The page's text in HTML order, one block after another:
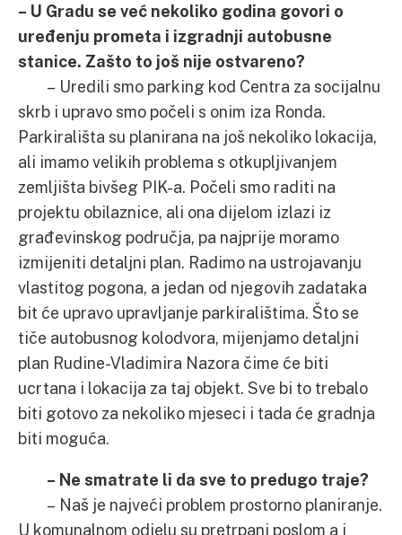
– U Gradu se već nekoliko godina govori o
uređenju prometa i izgradnji autobusne
stanice. Zašto to još nije ostvareno?
– Uredili smo parking kod Centra za socijalnu
skrb i upravo smo počeli s onim iza Ronda.
Parkirališta su planirana na još nekoliko lokacija,
ali imamo velikih problema s otkupljivanjem
zemljišta bivšeg PIK-a. Počeli smo raditi na
projektu obilaznice, ali ona dijelom izlazi iz
građevinskog područja, pa najprije moramo
izmijeniti detaljni plan. Radimo na ustrojavanju
vlastitog pogona, a jedan od njegovih zadataka
bit će upravo upravljanje parkiralištima. Što se
tiče autobusnog kolodvora, mijenjamo detaljni
plan Rudine-Vladimira Nazora čime će biti
ucrtana i lokacija za taj objekt. Sve bi to trebalo
biti gotovo za nekoliko mjeseci i tada će gradnja
biti moguća.
– Ne smatrate li da sve to predugo traje?
– Naš je najveći problem prostorno planiranje.
U komunalnom odjelu su pretrpani poslom a i